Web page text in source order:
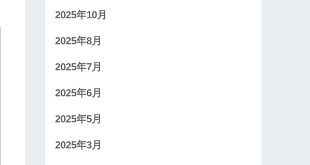
2025年10月
2025年8月
2025年7月
2025年6月
2025年5月
2025年3月